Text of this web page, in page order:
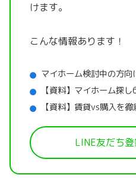
けます。
こんな情報あります！
マイホーム検討中の方向
【資料】マイホーム探
【資料】賃貸vs購入を
LINE友だち